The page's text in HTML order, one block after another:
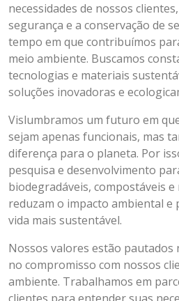
necessidades de nossos
segurança e a conservação de
tempo em que contribuímos
meio ambiente. Buscamos
tecnologias e materiais
soluções inovadoras e
Vislumbramos um futuro em
sejam apenas funcionais, mas
diferença para o planeta. Por
pesquisa e desenvolvimento
biodegradáveis, compostáveis e
reduzam o impacto ambiental e
vida mais sustentável.
Nossos valores estão pautados
no compromisso com nossos
ambiente. Trabalhamos em